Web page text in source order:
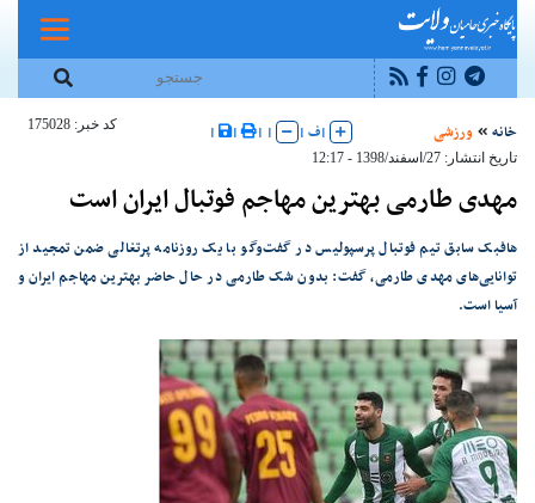
خانه ورزشی |ف |
|
|
|
|
کد خبر: 175028
تاریخ انتشار: 27/اسفند/1398 - 12:17
مهدی طارمی بهترین مهاجم فوتبال ایران است
هافبک سابق تیم فوتبال پرسپولیس در گفت‌وگو با یک روزنامه پرتغالی ضمن تمجید از
توانایی‌های مهدی طارمی، گفت: بدون شک طارمی در حال حاضر بهترین مهاجم ایران و
آسیا است.